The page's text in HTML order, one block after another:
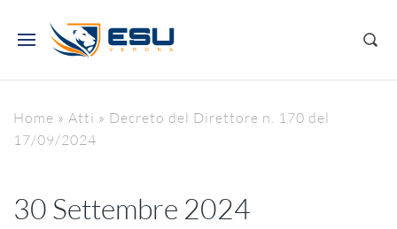
Home » Atti » Decreto del Direttore n. 170 del
17/09/2024
30 Settembre 2024